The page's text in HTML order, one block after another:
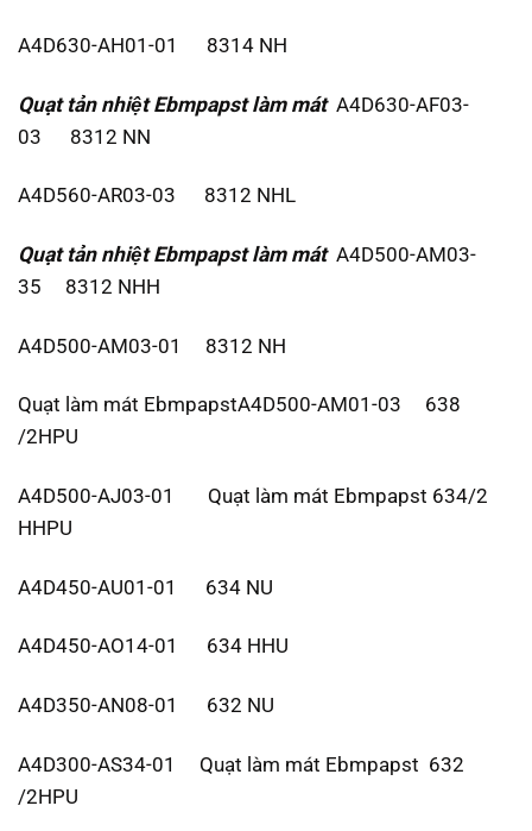
A4D630-AH01-01 8314 NH
Quạt tản nhiệt Ebmpapstlàm mát A4D630-AF03-
03 8312 NN
A4D560-AR03-03 8312 NHL
Quạt tản nhiệt Ebmpapstlàm mát A4D500-AM03-
35 8312 NHH
A4D500-AM03-01 8312 NH
Quạt làm mát EbmpapstA4D500-AM01-03 638
/2HPU
A4D500-AJ03-01 Quạt làm mát Ebmpapst 634/2
HHPU
A4D450-AU01-01 634 NU
A4D450-AO14-01 634 HHU
A4D350-AN08-01 632 NU
A4D300-AS34-01 Quạt làm mát Ebmpapst 632
/2HPU